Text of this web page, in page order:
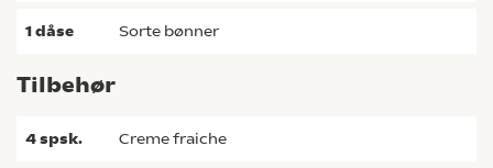
1dåse sorte bønner
Tilbehør
4spsk. creme fraiche